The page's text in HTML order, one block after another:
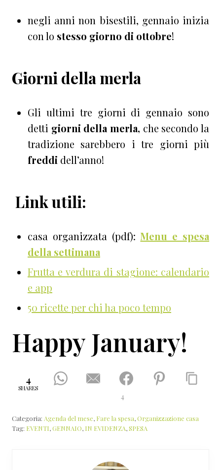
negli anni non bisestili, gennaio inizia
con lo stesso giorno di ottobre!
Giorni della merla
Gli ultimi tre giorni di gennaio sono
detti giorni della merla, che secondo la
tradizione sarebbero i tre giorni più
freddi dell’anno!
Link utili:
casa organizzata (pdf):Menu e spesa
della settimana
Frutta e verdura di stagione: calendario
e app
50 ricette per chi ha poco tempo
Happy January!
4
SHARES
4
Categoria: Agenda del mese, Fare la spesa,Organizzazione casa
Tag: EVENTI,GENNAIO, IN EVIDENZA,SPESA